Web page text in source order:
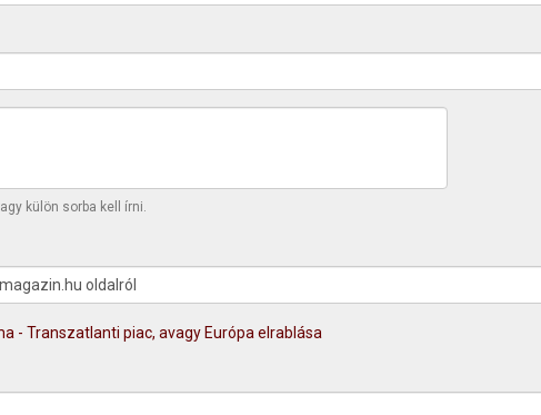
külön sorba kell írni.
- Transzatlanti piac, avagy Európa elrablása